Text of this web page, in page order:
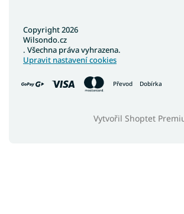
Převod Dobírka
Vytvořil Shoptet
Copyright 2026
Wilsondo.cz
. Všechna práva vyhrazena.
Upravit nastavení cookies